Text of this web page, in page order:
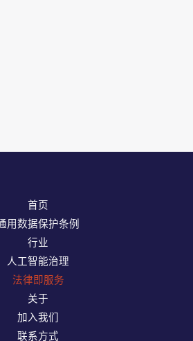
首页
用数据保护条例
行业
人工智能治理
法律即服务
关于
加入我们
联系方式